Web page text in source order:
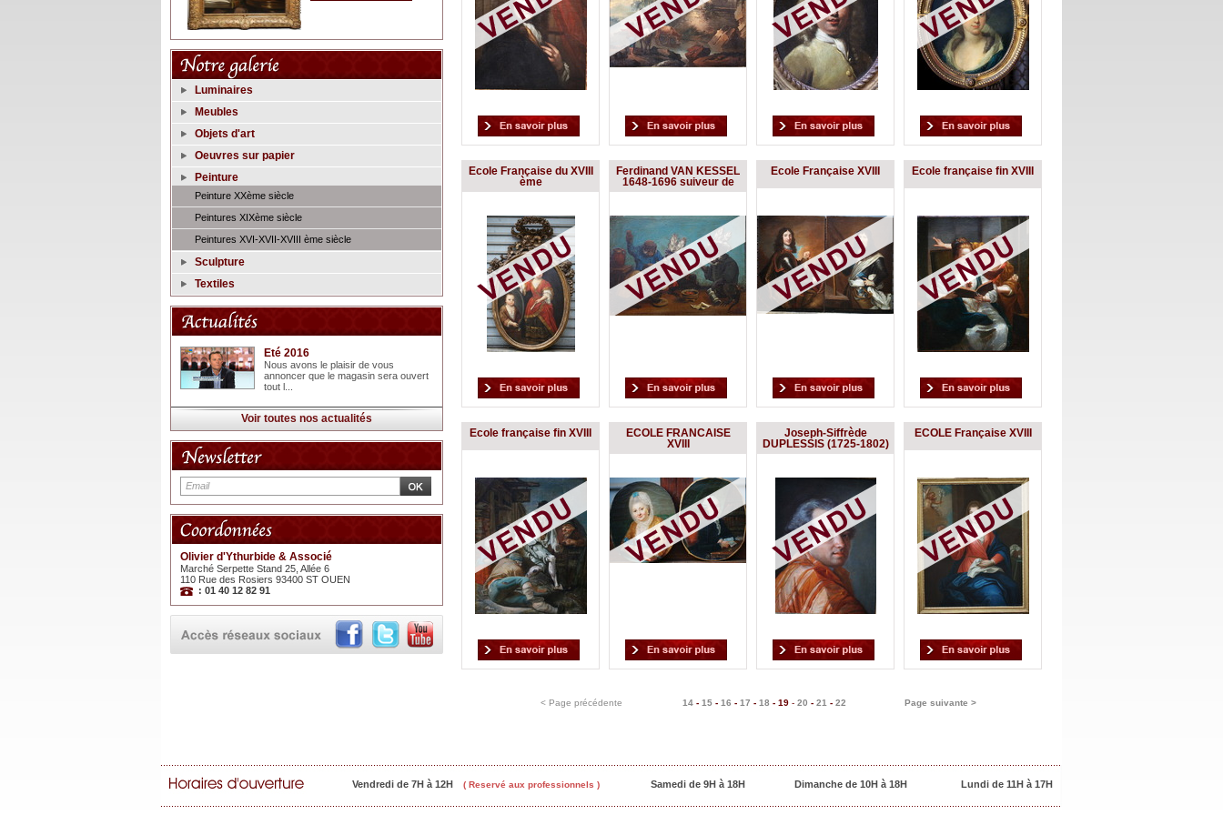
Luminaires
Meubles
Objets d'art
Oeuvres sur papier
Peinture
Peinture XXème siècle
Peintures XIXème siècle
Peintures XVI-XVII-XVIII ème siècle
Sculpture
Textiles
Eté 2016
Nous avons le plaisir de vous
annoncer que le magasin sera ouvert
tout l...
Voir toutes nos actualités
Olivier d'Ythurbide & Associé
Marché Serpette Stand 25, Allée 6
110 Rue des Rosiers 93400 ST OUEN
: 01 40 12 82 91
Ecole Française du XVIII
ème
Ferdinand VAN KESSEL
1648-1696 suiveur de
Ecole Française XVIII Ecole française fin XVIII
Ecole française fin XVIII
ECOLE FRANCAISE
XVIII
Joseph-Siffrède
DUPLESSIS (1725-1802)
ECOLE Française XVIII
< Page précédente 14 - 15 - 16 - 17 - 18 - 19 - 20 - 21 - 22 Page suivante >
Vendredi de 7H à 12H ( Reservé aux professionnels ) Samedi de 9H à 18H Dimanche de 10H à 18H Lundi de 11H à 17H